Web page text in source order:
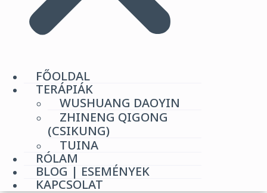
FŐOLDAL
TERÁPIÁK
WUSHUANG DAOYIN
ZHINENG QIGONG
(CSIKUNG)
TUINA
RÓLAM
BLOG | ESEMÉNYEK
KAPCSOLAT